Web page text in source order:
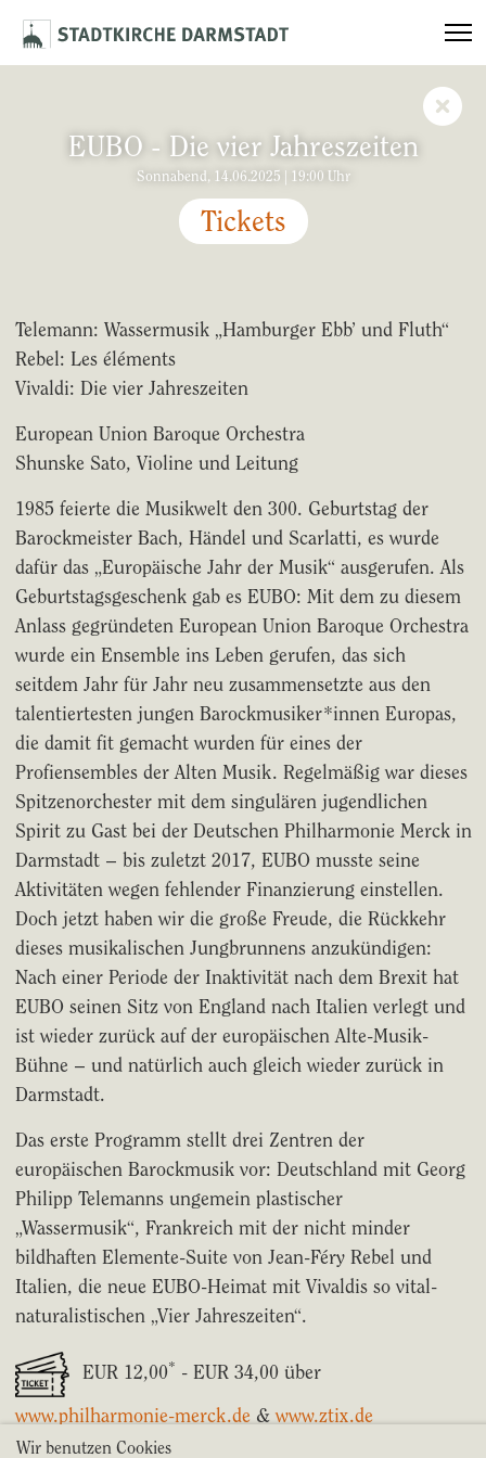
EUBO - Die vier Jahreszeiten
Sonnabend, 14.06.2025 | 19:00 Uhr
Tickets
Telemann: Wassermusik „Hamburger Ebb’ und Fluth“
Rebel: Les éléments
Vivaldi: Die vier Jahreszeiten
European Union Baroque Orchestra
Shunske Sato, Violine und Leitung
1985 feierte die Musikwelt den 300. Geburtstag der
Barockmeister Bach, Händel und Scarlatti, es wurde
dafür das „Europäische Jahr der Musik“ ausgerufen. Als
Geburtstagsgeschenk gab es EUBO: Mit dem zu diesem
Anlass gegründeten European Union Baroque Orchestra
wurde ein Ensemble ins Leben gerufen, das sich
seitdem Jahr für Jahr neu zusammensetzte aus den
talentiertesten jungen Barockmusiker*innen Europas,
die damit fit gemacht wurden für eines der
Profiensembles der Alten Musik. Regelmäßig war dieses
Spitzenorchester mit dem singulären jugendlichen
Spirit zu Gast bei der Deutschen Philharmonie Merck in
Darmstadt – bis zuletzt 2017, EUBO musste seine
Aktivitäten wegen fehlender Finanzierung einstellen.
Doch jetzt haben wir die große Freude, die Rückkehr
dieses musikalischen Jungbrunnens anzukündigen:
Nach einer Periode der Inaktivität nach dem Brexit hat
EUBO seinen Sitz von England nach Italien verlegt und
ist wieder zurück auf der europäischen Alte-Musik-
Bühne – und natürlich auch gleich wieder zurück in
Darmstadt.
Das erste Programm stellt drei Zentren der
europäischen Barockmusik vor: Deutschland mit Georg
Philipp Telemanns ungemein plastischer
„Wassermusik“, Frankreich mit der nicht minder
bildhaften Elemente-Suite von Jean-Féry Rebel und
Italien, die neue EUBO-Heimat mit Vivaldis so vital-
naturalistischen „Vier Jahreszeiten“.
EUR 12,00* - EUR 34,00 über
www.philharmonie-merck.de&www.ztix.de
Wir benutzen Cookies